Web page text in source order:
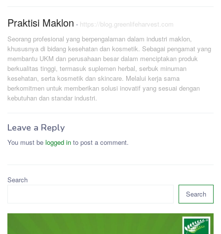
Praktisi Maklon - https://blog.greenlifeharvest.com
Seorang profesional yang berpengalaman dalam industri maklon,
khususnya di bidang kesehatan dan kosmetik. Sebagai pengamat yang
membantu UKM dan perusahaan besar dalam menciptakan produk
berkualitas tinggi, termasuk suplemen herbal, serbuk minuman
kesehatan, serta kosmetik dan skincare. Melalui kerja sama
berkomitmen untuk memberikan solusi inovatif yang sesuai dengan
kebutuhan dan standar industri.
Leave a Reply
You must be logged in to post a comment.
Search
Search